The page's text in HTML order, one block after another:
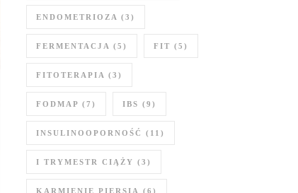
ENDOMETRIOZA (3)
FERMENTACJA (5) FIT (5)
FITOTERAPIA (3)
FODMAP (7) IBS (9)
INSULINOOPORNOŚĆ (11)
I TRYMESTR CIĄŻY (3)
KARMIENIE PIERSIĄ (6)